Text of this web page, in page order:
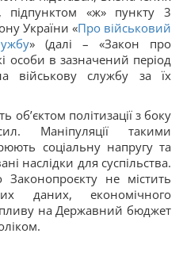
підпунктом «ж» пункту 3
України «Про військовий
» (далі – «Закон про
особи в зазначений період
військову службу за їх
об’єктом політизації з боку
Маніпуляції такими
соціальну напругу та
наслідки для суспільства.
не містить
даних, економічного
на Державний бюджет